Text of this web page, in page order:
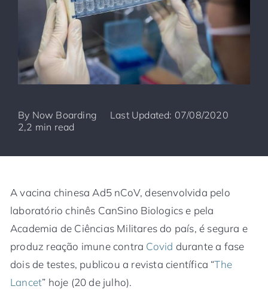
By Now Boarding
Last Updated: 07/08/2020
2,2 min read
A vacina chinesa Ad5 nCoV, desenvolvida pelo
laboratório chinês CanSino Biologics e pela
Academia de Ciências Militares do país, é segura e
produz reação imune contra Covid durante a fase
dois de testes, publicou a revista científica “The
Lancet” hoje (20 de julho).